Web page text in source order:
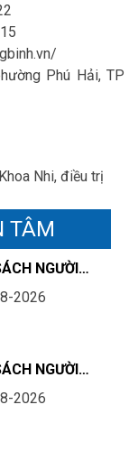
Phú Hải, TP
Nhi, điều trị
TÂM
NGƯỜI
THỰC
2026
NGƯỜI
KHÁM
2026